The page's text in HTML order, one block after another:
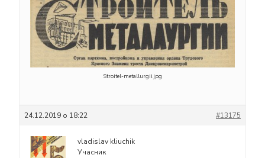
Stroitel-metallurgii.jpg
24.12.2019 о 18:22 #13175
vladislav kliuchik
Учасник